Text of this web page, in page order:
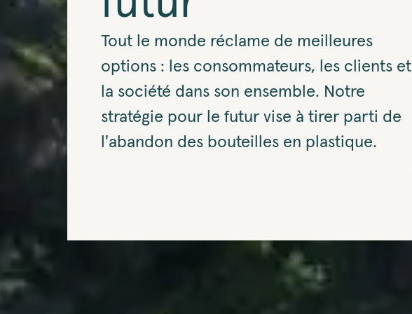
Tout le monde réclame de meilleures
options : les consommateurs, les clients et
la société dans son ensemble. Notre
stratégie pour le futur vise à tirer parti de
l'abandon des bouteilles en plastique.